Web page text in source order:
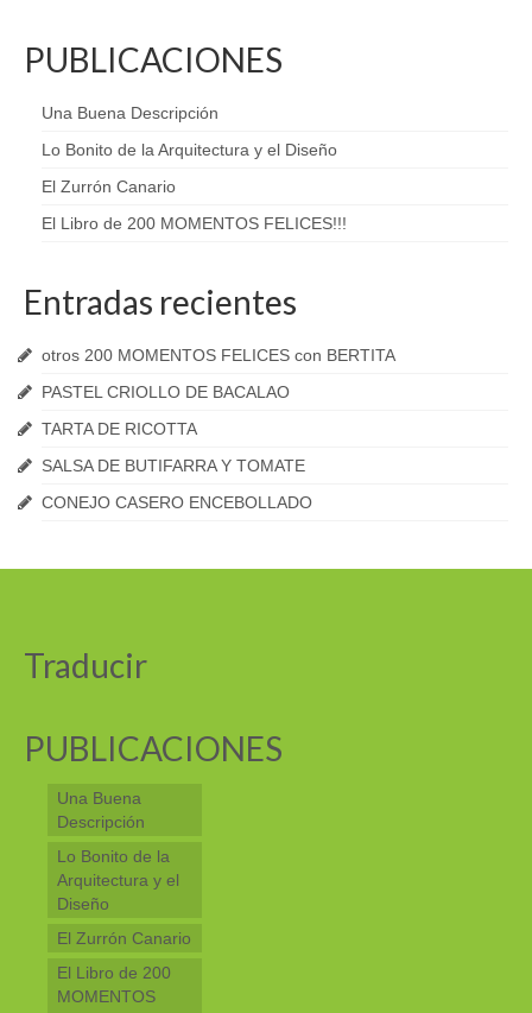
PUBLICACIONES
Una Buena Descripción
Lo Bonito de la Arquitectura y el Diseño
El Zurrón Canario
El Libro de 200 MOMENTOS FELICES!!!
Entradas recientes
otros 200 MOMENTOS FELICES con BERTITA
PASTEL CRIOLLO DE BACALAO
TARTA DE RICOTTA
SALSA DE BUTIFARRA Y TOMATE
CONEJO CASERO ENCEBOLLADO
Traducir
PUBLICACIONES
Una Buena
Descripción
Lo Bonito de la
Arquitectura y el
Diseño
El Zurrón Canario
El Libro de 200
MOMENTOS